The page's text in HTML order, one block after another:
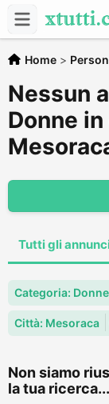
Home >
Nessun
Donne
Tutti gli
Categoria:
Città: Mesoraca
Non siamo
la tua ricerca...